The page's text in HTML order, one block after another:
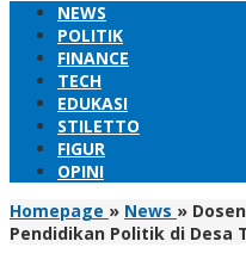
NEWS
POLITIK
FINANCE
TECH
EDUKASI
STILETTO
FIGUR
OPINI
Homepage » News »
Pendidikan Politik di Desa